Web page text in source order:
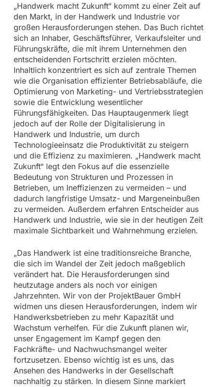
„Handwerk macht Zukunft“ kommt zu einer Zeit auf
den Markt, in der Handwerk und Industrie vor
großen Herausforderungen stehen. Das Buch richtet
sich an Inhaber, Geschäftsführer, Verkaufsleiter und
Führungskräfte, die mit ihrem Unternehmen den
entscheidenden Fortschritt erzielen möchten.
Inhaltlich konzentriert es sich auf zentrale Themen
wie die Organisation effizienter Betriebsabläufe, die
Optimierung von Marketing- und Vertriebsstrategien
sowie die Entwicklung wesentlicher
Führungsfähigkeiten. Das Hauptaugenmerk liegt
jedoch auf der Rolle der Digitalisierung in
Handwerk und Industrie, um durch
Technologieeinsatz die Produktivität zu steigern
und die Effizienz zu maximieren. „Handwerk macht
Zukunft“ legt den Fokus auf die essenzielle
Bedeutung von Strukturen und Prozessen in
Betrieben, um Ineffizienzen zu vermeiden – und
dadurch langfristige Umsatz- und Margeneinbußen
zu vermeiden. Außerdem erfahren Entscheider aus
Handwerk und Industrie, wie sie in der heutigen Zeit
maximale Sichtbarkeit und Wahrnehmung erzielen.
„Das Handwerk ist eine traditionsreiche Branche,
die sich im Wandel der Zeit jedoch maßgeblich
verändert hat. Die Herausforderungen sind
heutzutage anders als noch vor einigen
Jahrzehnten. Wir von der ProjektBauer GmbH
widmen uns diesen Herausforderungen, indem wir
Handwerksbetrieben zu mehr Kapazität und
Wachstum verhelfen. Für die Zukunft planen wir,
unser Engagement im Kampf gegen den
Fachkräfte- und Nachwuchsmangel weiter
fortzusetzen. Ebenso wichtig ist es uns, das
Ansehen des Handwerks in der Gesellschaft
nachhaltig zu stärken. In diesem Sinne markiert